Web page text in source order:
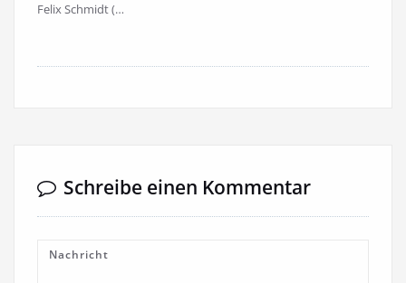
Felix Schmidt (…
Schreibe einen Kommentar